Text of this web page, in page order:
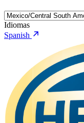
Idiomas
Spanish